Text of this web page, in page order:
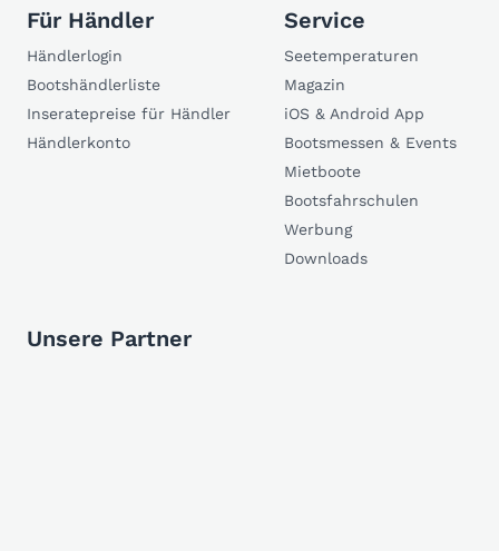
Für Händler
Händlerlogin
Bootshändlerliste
Inseratepreise für Händler
Händlerkonto
Service
Seetemperaturen
Magazin
iOS & Android App
Bootsmessen & Events
Mietboote
Bootsfahrschulen
Werbung
Downloads
Unsere Partner